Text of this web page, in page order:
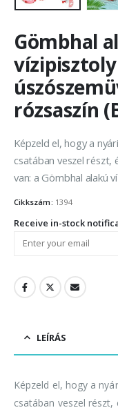
Gömbhal
rózsaszín
Képzeld el, hogy a
csatában veszel részt,
van: a Gömbhal alakú
Cikkszám: 1394
Receive in-stock
LEÍRÁS
Képzeld el, hogy a
csatában veszel